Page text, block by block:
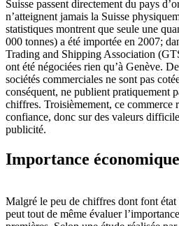
Suisse passent directement du pays
n’atteignent jamais la Suisse
statistiques montrent que seule une
000 tonnes) a été importée en 2007;
Trading and Shipping Association
ont été négociées rien qu’à Genève.
sociétés commerciales ne sont pas
conséquent, ne publient pratiquement
chiffres. Troisièmement, ce commerce
confiance, donc sur des valeurs
publicité.
Importance
Malgré le peu de chiffres dont font
peut tout de même évaluer